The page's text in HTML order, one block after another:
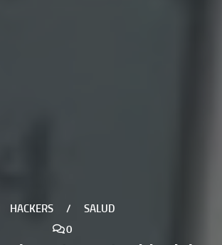
HACKERS /
SALUD
0